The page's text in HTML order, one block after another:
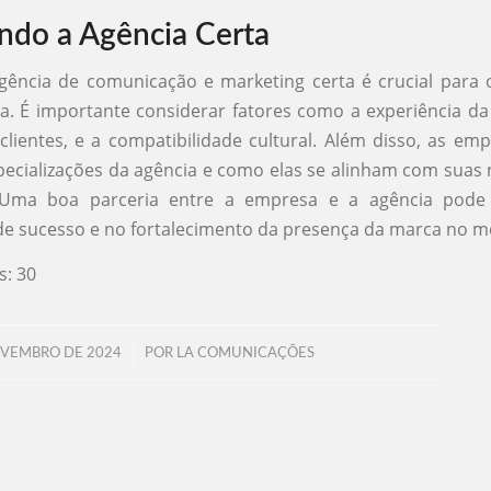
a Agência Certa
de comunicação e marketing certa é crucial para
É importante considerar fatores como a experiência da
e a compatibilidade cultural. Além disso, as
da agência e como elas se alinham com suas
Uma boa parceria entre a empresa e a agência
sucesso e no fortalecimento da presença da marca no
30
DE 2024
/ POR LA COMUNICAÇÕES